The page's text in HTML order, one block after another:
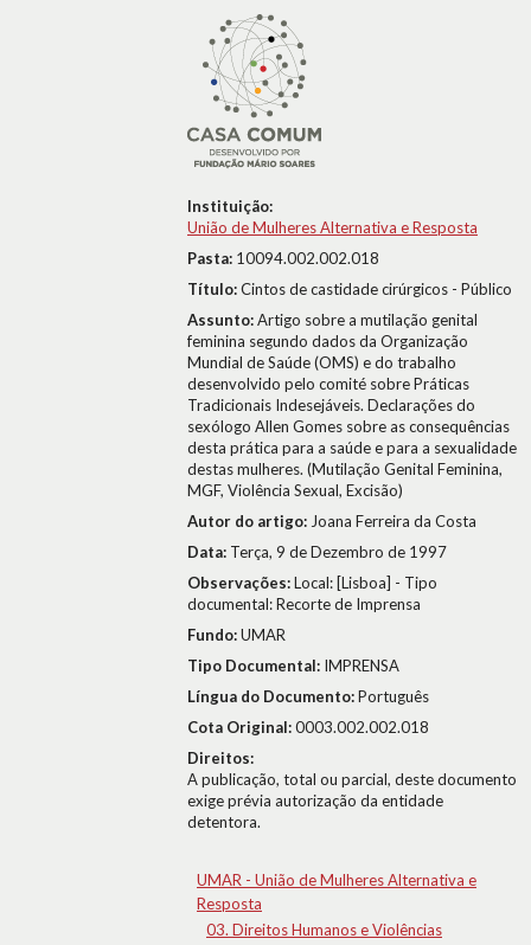
Instituição:
União de Mulheres Alternativa e Resposta
Pasta: 10094.002.002.018
Título:Cintos de castidade cirúrgicos - Público
Assunto:Artigo sobre a mutilação genital
feminina segundo dados da Organização
Mundial de Saúde (OMS) e do trabalho
desenvolvido pelo comité sobre Práticas
Tradicionais Indesejáveis. Declarações do
sexólogo Allen Gomes sobre as consequências
desta prática para a saúde e para a sexualidade
destas mulheres. (Mutilação Genital Feminina,
MGF, Violência Sexual, Excisão)
Autor do artigo: Joana Ferreira da Costa
Data: Terça, 9 de Dezembro de 1997
Observações:Local: [Lisboa] - Tipo
documental: Recorte de Imprensa
Fundo:UMAR
Tipo Documental: IMPRENSA
Língua do Documento:Português
Cota Original:0003.002.002.018
Direitos:
A publicação, total ou parcial, deste documento
exige prévia autorização da entidade
detentora.
UMAR - União de Mulheres Alternativa e
Resposta
03. Direitos Humanos e Violências